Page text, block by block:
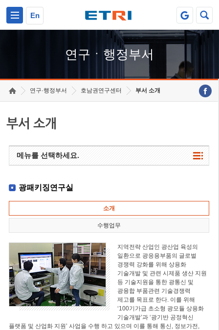
En
연구ㆍ행정부서
연구·행정부서 호남권연구센터 부서 소개
부서 소개
메뉴를 선택하세요.
광패키징연구실
소개
수행업무
지역전략 산업인 광산업 육성의
일환으로 광응용부품의 글로벌
경쟁력 강화를 위해 상용화
기술개발 및 관련 시제품 생산 지원
등 기술지원을 통한 광통신 및
광융합 부품관련 기술경쟁력
제고를 목표로 한다. 이를 위해
‘100기가급 초소형 광모듈 상용화
기술개발’과 ‘광기반 공정혁신
플랫폼 및 산업화 지원’ 사업을 수행 하고 있으며 이를 통해 통신, 정보가전,